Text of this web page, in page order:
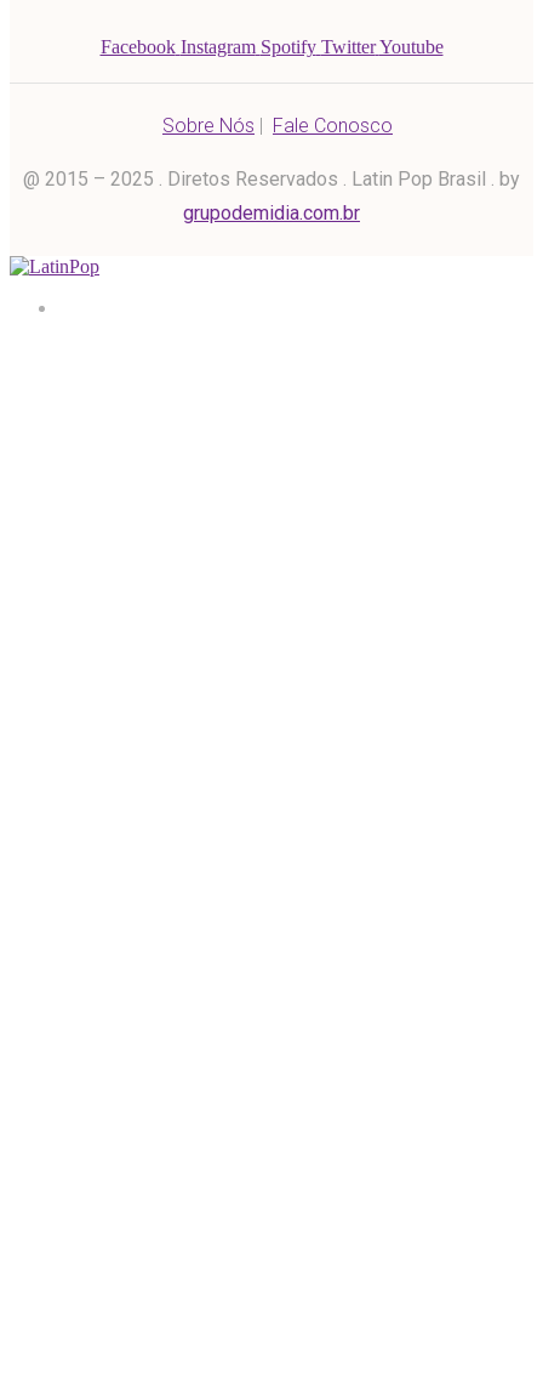
Facebook Instagram Spotify Twitter Youtube
Sobre Nós | Fale Conosco
@ 2015 – 2025 . Diretos Reservados . Latin Pop Brasil . by
grupodemidia.com.br